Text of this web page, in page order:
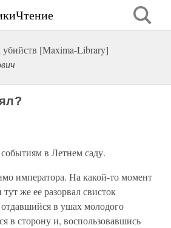
[Maxima-Library]
в Летнем саду.
императора. На какой-то момент
же ее разорвал свисток
в ушах молодого
в сторону и, воспользовавшись